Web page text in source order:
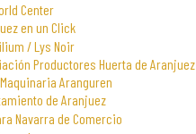
Center
en un Click
/ Lys Noir
Productores Huerta de Aranjuez
Aranguren
de Aranjuez
Navarra de Comercio